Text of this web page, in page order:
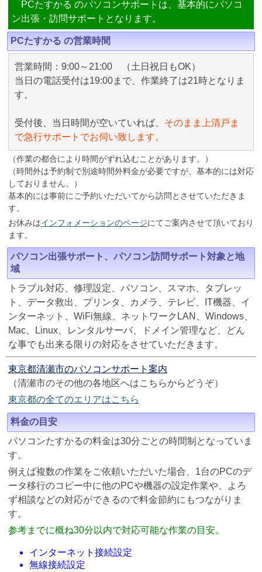
PCたすかる のパソコンサポートは、基本的にパソコ
ン出張・訪問サポートとなります。
PCたすかる の営業時間
営業時間：9:00～21:00 （土日祝日もOK）
当日の電話受付は19:00まで、作業終了は21時となりま
す。
受付後、当日時間が空いていれば、 そのまま上清戸ま
で急行サポートでお伺い致します。
（作業の都合により時間がずれ込むことがあります。）
（時間外は予約制で別途時間外料金が必要ですが、基本的には対応
しておりません。）
基本的には事前にご予約いただいてから訪問とさせていただきま
す。
お休みはインフォメーションのページにてご案内させて頂いており
ます。
パソコン出張サポート、パソコン訪問サポート対象と地
域
トラブル対応、修理設定、パソコン、スマホ、タブレッ
ト、データ救出、プリンタ、カメラ、テレビ、IT機器、イ
ンターネット、WiFi無線、ネットワークLAN、Windows、
Mac、Linux、レンタルサーバ、ドメイン管理など、どん
な事でも出来る限りの対応をさせていただきます。
東京都清瀬市のパソコンサポート案内
（清瀬市のその他の各地区へはこちらからどうぞ）
東京都の全てのエリアはこちら
料金の目安
パソコンたすかるの料金は30分ごとの時間制となっていま
す。
例えば複数の作業をご依頼いただいた場合、1台のPCのデ
ータ移行のコピー中に他のPCや機器の設定作業や、よろ
ず相談などの対応ができるので料金節約にもつながりま
す。
参考までに概ね30分以内で対応可能な作業の目安。
インターネット接続設定
無線接続設定